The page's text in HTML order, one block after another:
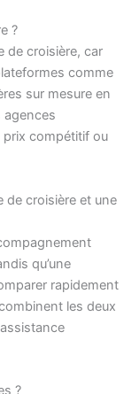
?
de croisière, car
comme
sur mesure en
agences
compétitif ou
de croisière et une
qu’une
rapidement
les deux
?